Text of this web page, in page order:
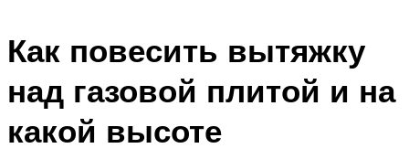
Как повесить вытяжку
над газовой плитой и на
какой высоте